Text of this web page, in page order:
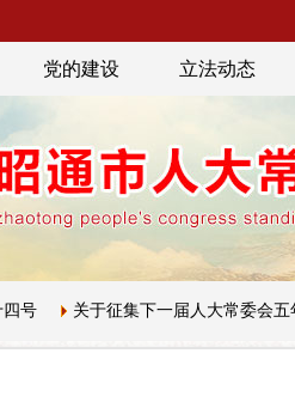
党的建设 立法动态
关于征集下一届人大常委会五年立